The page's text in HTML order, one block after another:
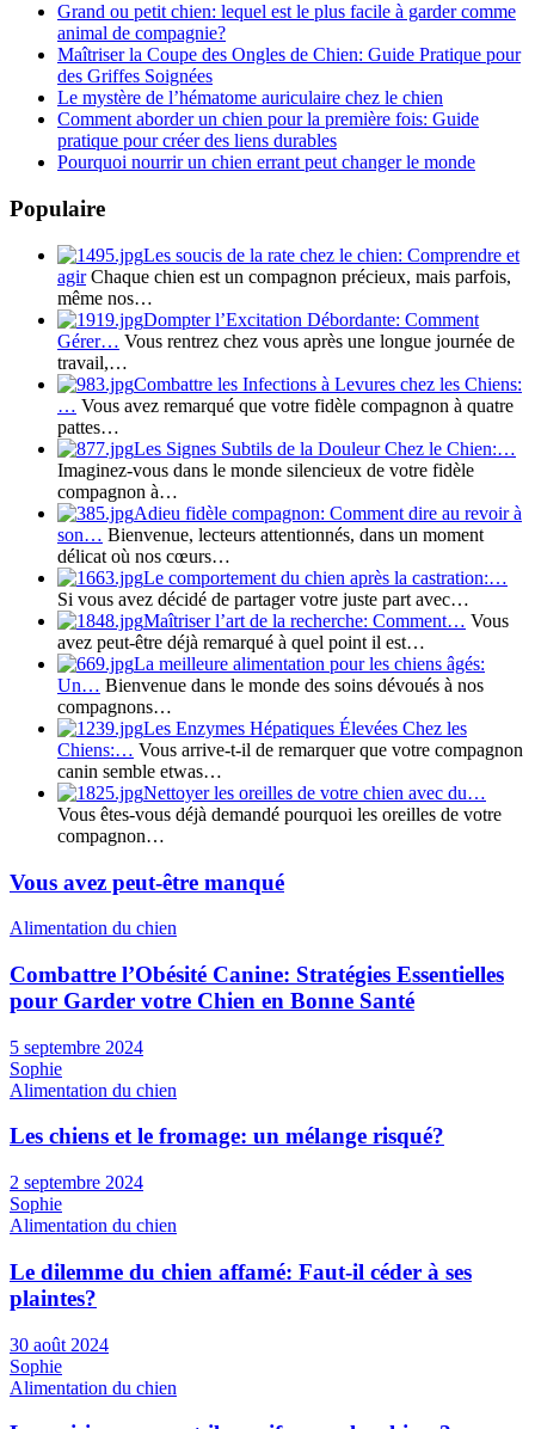
Grand ou petit chien: lequel est le plus facile à garder comme
animal de compagnie?
Maîtriser la Coupe des Ongles de Chien: Guide Pratique pour
des Griffes Soignées
Le mystère de l’hématome auriculaire chez le chien
Comment aborder un chien pour la première fois: Guide
pratique pour créer des liens durables
Pourquoi nourrir un chien errant peut changer le monde
Populaire
Les soucis de la rate chez le chien: Comprendre et
agirChaque chien est un compagnon précieux, mais parfois,
même nos…
Dompter l’Excitation Débordante: Comment
Gérer… Vous rentrez chez vous après une longue journée de
travail,…
Combattre les Infections à Levures chez les Chiens:
… Vous avez remarqué que votre fidèle compagnon à quatre
pattes…
Les Signes Subtils de la Douleur Chez le Chien:…
Imaginez-vous dans le monde silencieux de votre fidèle
compagnon à…
Adieu fidèle compagnon: Comment dire au revoir à
son… Bienvenue, lecteurs attentionnés, dans un moment
délicat où nos cœurs…
Le comportement du chien après la castration:…
Si vous avez décidé de partager votre juste part avec…
Maîtriser l’art de la recherche: Comment… Vous
avez peut-être déjà remarqué à quel point il est…
La meilleure alimentation pour les chiens âgés:
Un… Bienvenue dans le monde des soins dévoués à nos
compagnons…
Les Enzymes Hépatiques Élevées Chez les
Chiens:… Vous arrive-t-il de remarquer que votre compagnon
canin semble etwas…
Nettoyer les oreilles de votre chien avec du…
Vous êtes-vous déjà demandé pourquoi les oreilles de votre
compagnon…
Vous avez peut-être manqué
Alimentation du chien
Combattre l’Obésité Canine: Stratégies Essentielles
pour Garder votre Chien en Bonne Santé
5 septembre 2024
Sophie
Alimentation du chien
Les chiens et le fromage: un mélange risqué?
2 septembre 2024
Sophie
Alimentation du chien
Le dilemme du chien affamé: Faut-il céder à ses
plaintes?
30 août 2024
Sophie
Alimentation du chien